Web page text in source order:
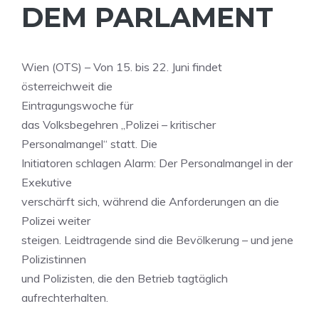
DEM PARLAMENT
Wien (OTS) – Von 15. bis 22. Juni findet
österreichweit die
Eintragungswoche für
das Volksbegehren „Polizei – kritischer
Personalmangel“ statt. Die
Initiatoren schlagen Alarm: Der Personalmangel in der
Exekutive
verschärft sich, während die Anforderungen an die
Polizei weiter
steigen. Leidtragende sind die Bevölkerung – und jene
Polizistinnen
und Polizisten, die den Betrieb tagtäglich
aufrechterhalten.